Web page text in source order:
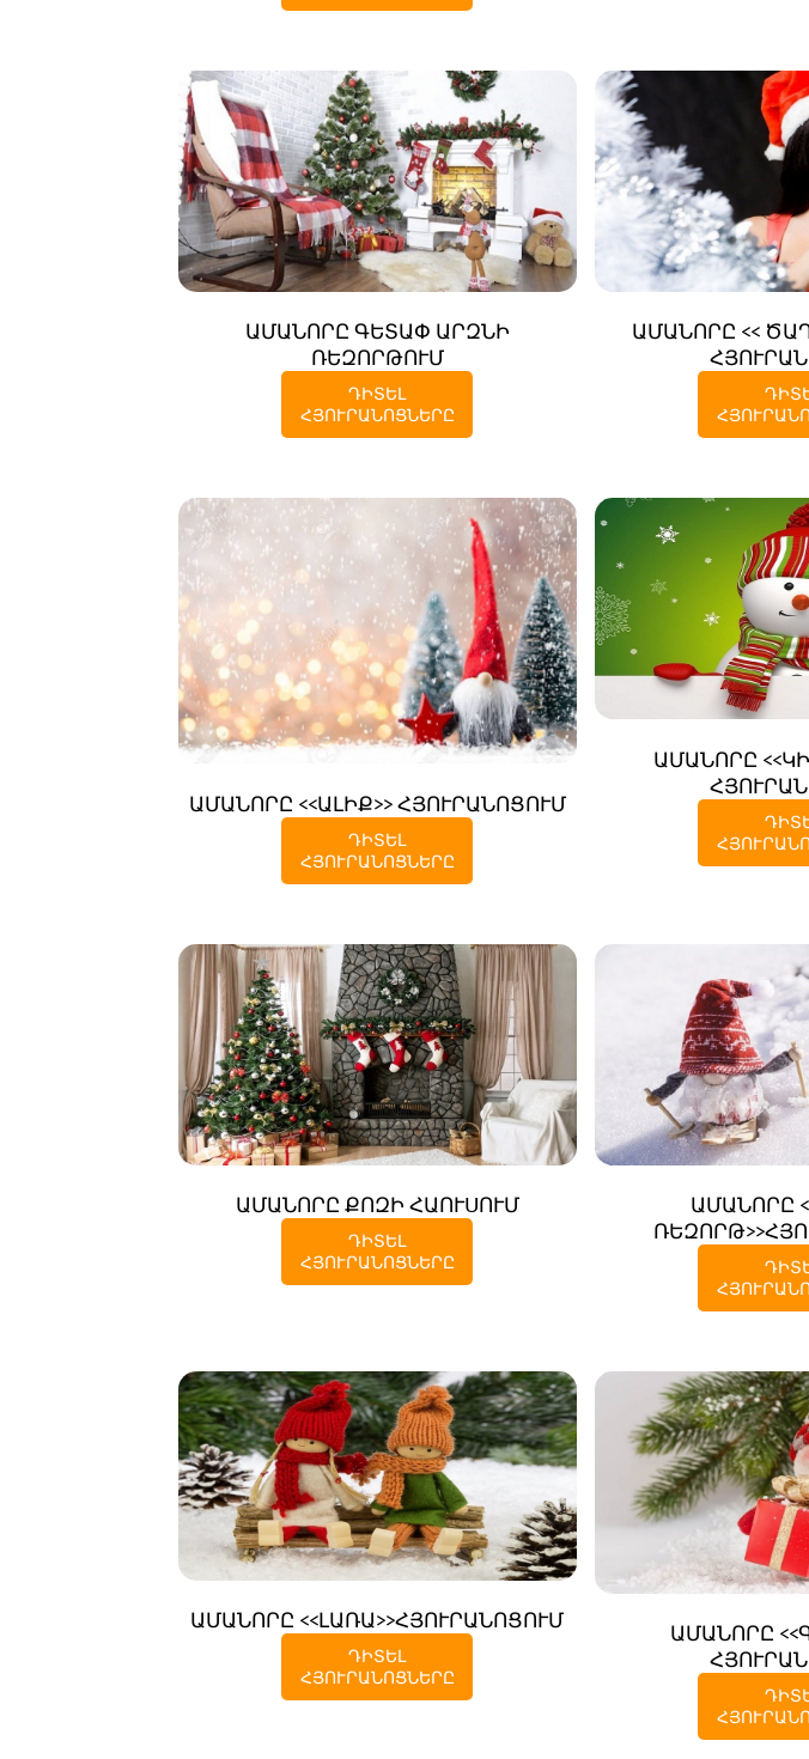
ԱՄԱՆՈՐԸ ԳԵՏԱՓ ԱՐԶՆԻ
ՌԵԶՈՐԹՈՒՄ
ԴԻՏԵԼ
ՀՅՈՒՐԱՆՈՑՆԵՐԸ
ԱՄԱՆՈՐԸ <<
ԱՄԱՆՈՐԸ <<ԱԼԻՔ>> ՀՅՈՒՐԱՆՈՑՈՒՄ
ԴԻՏԵԼ
ՀՅՈՒՐԱՆՈՑՆԵՐԸ
ԱՄԱՆՈՐԸ
ԱՄԱՆՈՐԸ ՔՈԶԻ ՀԱՈՒՍՈՒՄ
ԴԻՏԵԼ
ՀՅՈՒՐԱՆՈՑՆԵՐԸ
ԱՄԱՆՈՐԸ
ԱՄԱՆՈՐԸ <<ԼԱՌԱ>>ՀՅՈՒՐԱՆՈՑՈՒՄ
ԴԻՏԵԼ
ՀՅՈՒՐԱՆՈՑՆԵՐԸ
ԱՄԱՆՈՐԸ